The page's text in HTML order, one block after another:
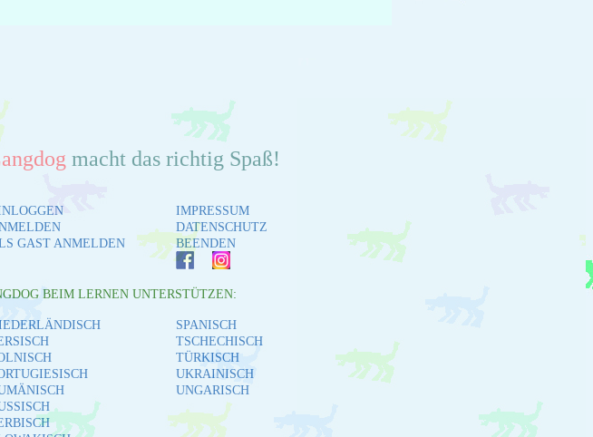
macht das richtig Spaß!
GAST ANMELDEN
IMPRESSUM
DATENSCHUTZ
BEENDEN
BEIM LERNEN UNTERSTÜTZEN:
SPANISCH
TSCHECHISCH
TÜRKISCH
UKRAINISCH
UNGARISCH